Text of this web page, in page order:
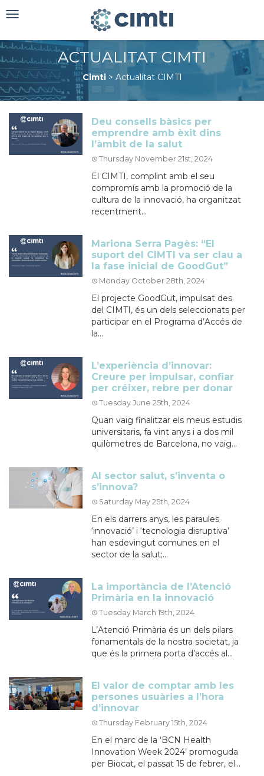
Toggle
ACTUALITAT CIMTI
Cimti> Actualitat CIMTI
Deu consells bàsics per
emprendre amb èxit dins
l’àmbit de la salut
Thursday November 21st, 2024
El CIMTI, complint amb el seu
compromís amb la promoció de la
cultura de la innovació, ha organitzat
recentment...
Mariona Serra Pagès: “El
suport del CIMTI va ser clau a
la fase inicial de GoodGut”
Monday October 28th, 2024
El projecte GoodGut, impulsat des
del CIMTI, és un dels seleccionats per
participar en el Programa d’Accés de
la...
L’experiència d’innovar:
Creure per impulsar, confiar
per créixer, rebre per donar
Tuesday June 25th, 2024
Quan vaig finalitzar els meus estudis
universitaris, fa vint anys i a dos mil
quilòmetres de Barcelona, ​​no vaig...
Al sector salut, s’inventa o
s’innova?
Saturday May 25th, 2024
En els darrers anys, les paraules
‘innovació’ i ‘tecnologia disruptiva’
han esdevingut comunes en el
sector de la salut;...
La importància de l’Atenció
Primària en la innovació
Tuesday March 19th, 2024
L’Atenció Primària és un dels pilars
fonamentals de la nostra societat, ja
que és la primera porta d’accés al...
El valor de comptar amb les
persones usuàries a l’hora
d’innovar
Thursday February 15th, 2024
En el marc de la ‘BCN Health
Innovation Week 2024’ promoguda
per Biocat, el passat 15 de febrer, el...